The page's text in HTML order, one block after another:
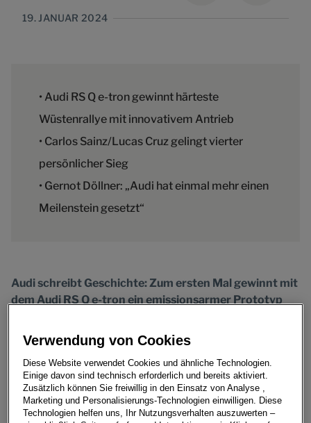
19. JANUAR 2024
• Audi RS Q e-tron gewinnt härteste
Wüstenrallye mit innovativem Antrieb
• Carlos Sainz/Lucas Cruz gelingt vierter
persönlicher Sieg
• Gernot Döllner: „Audi hat einmal mehr einen
Meilenstein gesetzt“
Audi schreibt Geschichte: Zum ersten Mal gewinnt mit
dem Audi RS Q e-tron ein emissionsarmer Prototyp
Energiewandler die härteste Wüstenrallye der Welt.
Die Spanier Carlos Sainz/Lucas Cruz sicherten Audi
nach rund 7.900 Kilometern mit 1.20 Stunden
Vorsprung den ersten Sieg bei der Rallye Dakar. Auch
Mattias Ekström/Emil Bergkvist kamen ins Ziel.
Verwendung von Cookies
Diese Website verwendet Cookies und ähnliche Technologien.
Einige davon sind technisch erforderlich und bereits aktiviert.
Zusätzlich können Sie freiwillig in den Einsatz von Analyse ,
Marketing und Personalisierungs-Technologien einwilligen. Diese
Technologien helfen uns, Ihr Nutzungsverhalten auszuwerten –